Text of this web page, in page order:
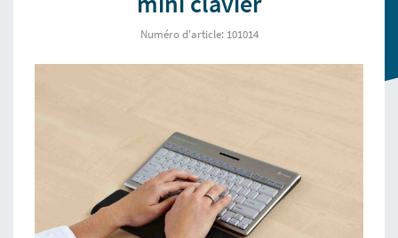
Numéro d'article: 101014